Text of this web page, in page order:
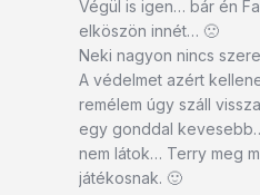
Végül is igen… bár én
elköszön innét… 🙁
Neki nagyon nincs
A védelmet azért
remélem úgy száll
egy gonddal
nem látok… Terry meg
játékosnak. 🙂